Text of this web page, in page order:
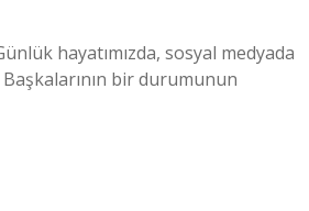
hayatımızda, sosyal medyada
bir durumunun